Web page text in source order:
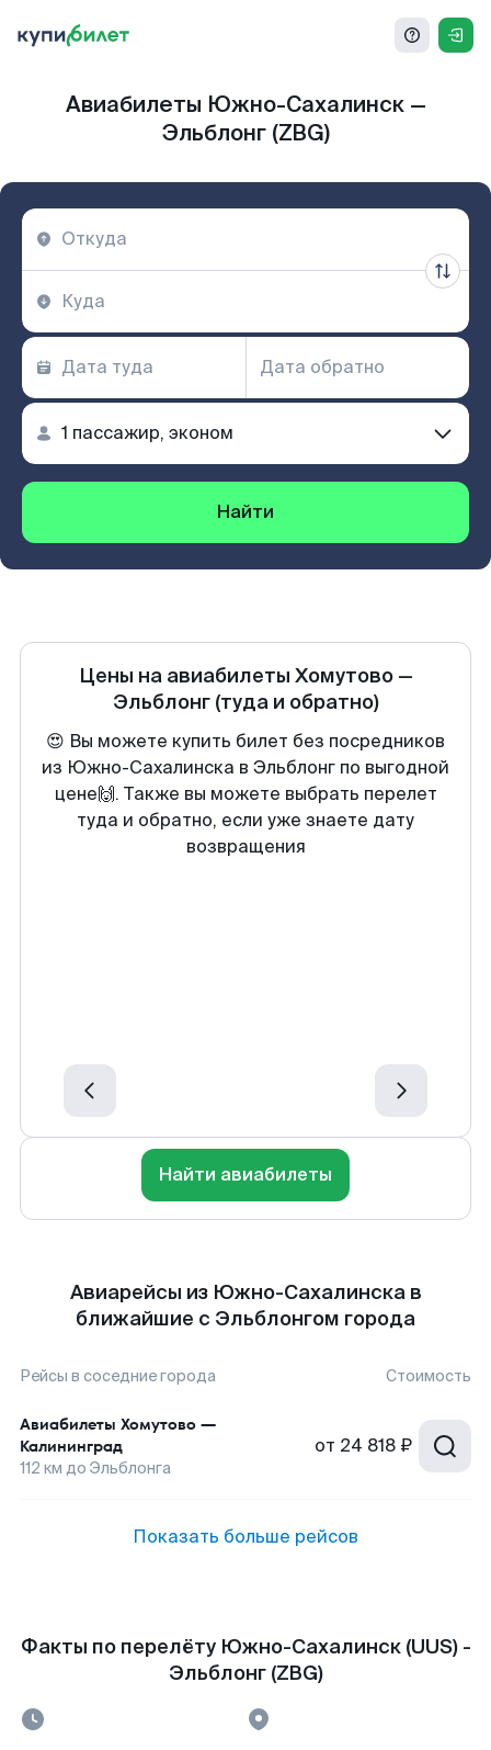
Авиабилеты Южно-Сахалинск —
Эльблонг (ZBG)
Найти
Цены на авиабилеты Хомутово—
Эльблонг (туда и обратно)
😍 Вы можете купить билет без посредников
из Южно-Сахалинска в Эльблонг по выгодной
цене🙌. Также вы можете выбрать перелет
туда и обратно, если уже знаете дату
возвращения
Найти авиабилеты
Авиарейсы из Южно-Сахалинска в
ближайшие с Эльблонгом города
Рейсы в соседние города Стоимость
Авиабилеты Хомутово —
Калининград
112 км до Эльблонга
от 24 818 ₽
Показать больше рейсов
Факты по перелёту Южно-Сахалинск (UUS) -
Эльблонг (ZBG)